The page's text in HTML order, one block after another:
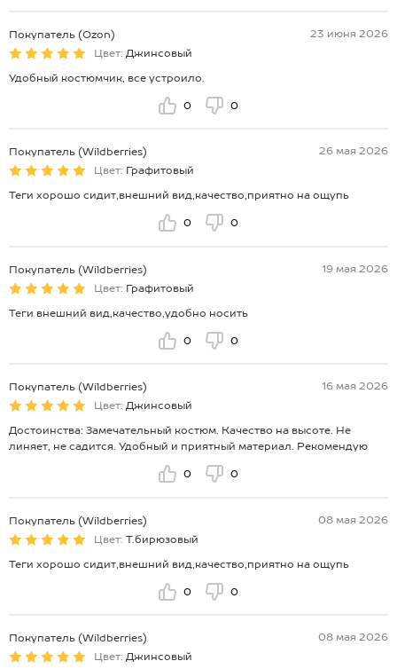
Покупатель (Ozon)
23 июня 2026
Цвет: Джинсовый
Удобный костюмчик, все устроило.
0 0
Покупатель (Wildberries)
26 мая 2026
Цвет: Графитовый
Теги хорошо сидит,внешний вид,качество,приятно на ощупь
0 0
Покупатель (Wildberries)
19 мая 2026
Цвет: Графитовый
Теги внешний вид,качество,удобно носить
0 0
Покупатель (Wildberries)
16 мая 2026
Цвет: Джинсовый
Достоинства: Замечательный костюм. Качество на высоте. Не
линяет, не садится. Удобный и приятный материал. Рекомендую
0 0
Покупатель (Wildberries)
08 мая 2026
Цвет: Т.бирюзовый
Теги хорошо сидит,внешний вид,качество,приятно на ощупь
0 0
Покупатель (Wildberries)
08 мая 2026
Цвет: Джинсовый